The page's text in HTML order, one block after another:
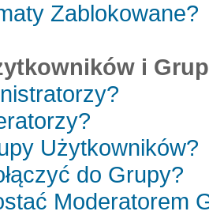
Zablokowane?
i
Użytkowników?
do Grupy?
Moderatorem